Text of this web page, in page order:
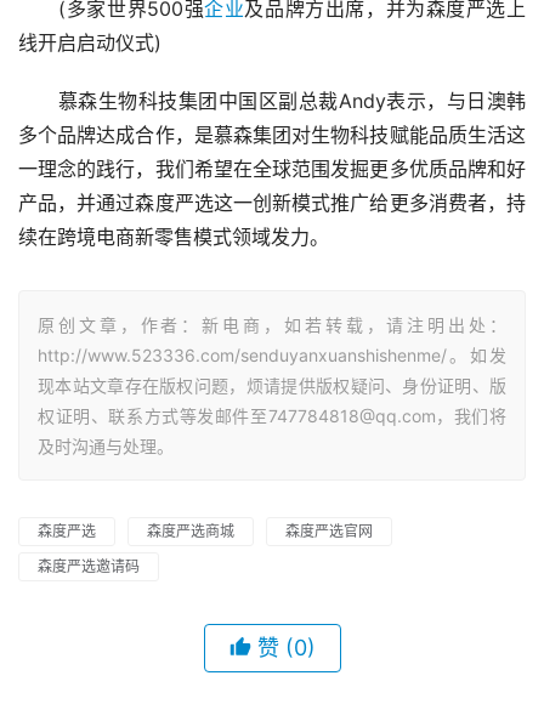
(多家世界500强企业及品牌方出席，并为森度严选上
线开启启动仪式)
慕森生物科技集团中国区副总裁Andy表示，与日澳韩
多个品牌达成合作，是慕森集团对生物科技赋能品质生活这
一理念的践行，我们希望在全球范围发掘更多优质品牌和好
产品，并通过森度严选这一创新模式推广给更多消费者，持
续在跨境电商新零售模式领域发力。
原创文章，作者：新电商，如若转载，请注明出处：
http://www.523336.com/senduyanxuanshishenme/。如发
现本站文章存在版权问题，烦请提供版权疑问、身份证明、版
权证明、联系方式等发邮件至747784818@qq.com，我们将
及时沟通与处理。
森度严选 森度严选商城
森度严选官网
森度严选邀请码
赞 (0)